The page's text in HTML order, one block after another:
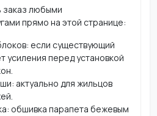
заказ любыми
прямо на этой странице:
если существующий
усиления перед установкой
актуально для жильцов
обшивка парапета бежевым